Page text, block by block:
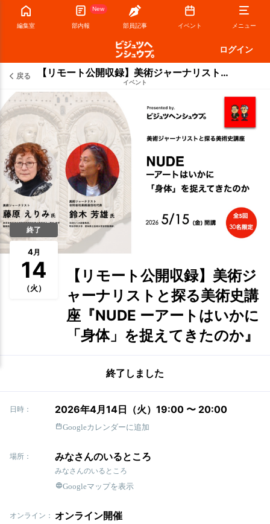
編集室
New
部内報 部員記事 イベント メニュー
ログイン
戻る 【リモート公開収録】美術ジャーナリストと探る美術史講座『NUDE ーアートはいかに「身体」を捉えてきたのか』
イベント
終了
4月
14
（火）
【リモート公開収録】美術ジ
ャーナリストと探る美術史講
座『NUDE ーアートはいかに
「身体」を捉えてきたのか』
終了しました
日時： 2026年4月14日（火）19:00 〜 20:00
Googleカレンダーに追加
場所： みなさんのいるところ
みなさんのいるところ
Googleマップを表示
オンライン： オンライン開催